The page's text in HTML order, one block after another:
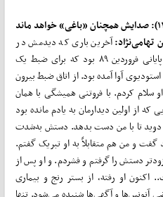
تهامی‌نژاد:آخرین باری که دیدمش در
روزهای پایانی فروردین ۸۹ بود که برای ضبط یک
آوا آمده بود. از اتاق ضبط بیرون
سلام کردم. با فروتنی همیشگی با همان
از اولین دیدارمان به‌ یادم مانده بود
دوید تا با من دست بدهد. دستش به‌شدت
و من هم متقابلاً به او تبریک گفتم.
دستش را گرفتم و فشردم. و او پس از
او رفته، از بستر رنج و بیماری